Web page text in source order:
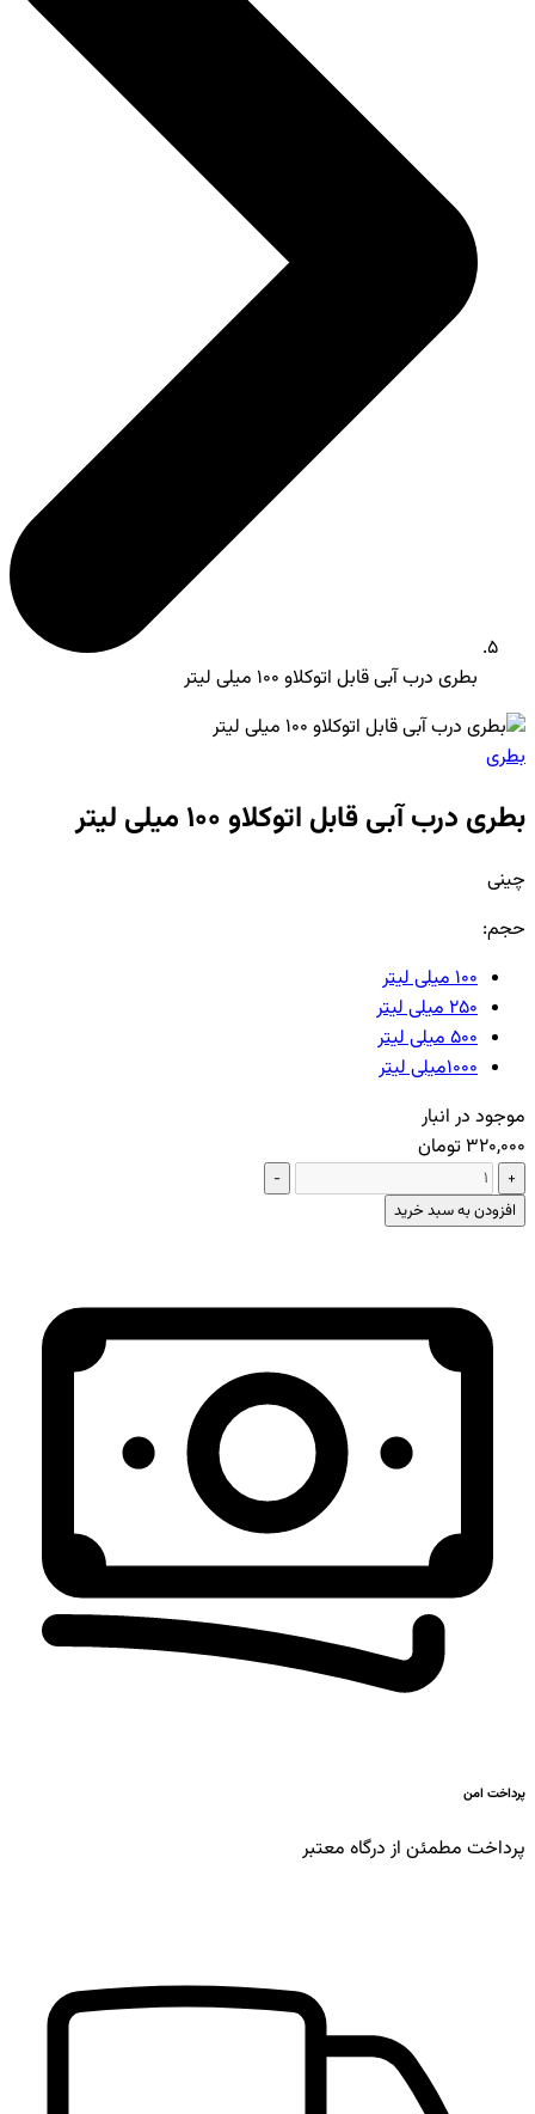
بطری درب آبی قابل اتوکلاو 100 میلی لیتر
بطری
بطری درب آبی قابل اتوکلاو 100 میلی لیتر
چینی
حجم:
100 میلی لیتر
250 میلی لیتر
500 میلی لیتر
1000میلی لیتر
موجود در انبار
320,000 تومان
+
−
افزودن به سبد خرید
پرداخت امن
پرداخت مطمئن از درگاه معتبر